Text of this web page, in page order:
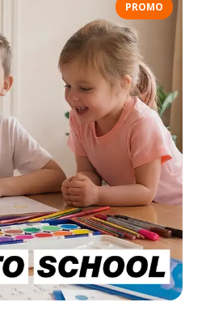
PROMO